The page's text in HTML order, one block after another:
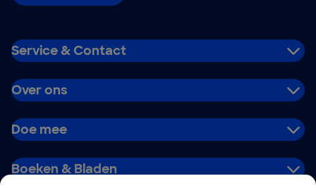
Service & Contact
Over ons
Doe mee
Boeken & Bladen